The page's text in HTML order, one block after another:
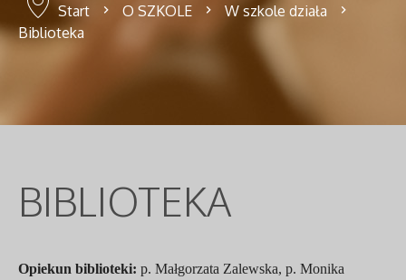
Start O SZKOLE
W szkole działa
Biblioteka
BIBLIOTEKA
Opiekun biblioteki: p. Małgorzata Zalewska, p. Monika